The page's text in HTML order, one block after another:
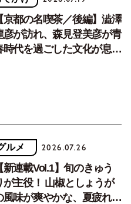
京都の名喫茶／後編】澁澤
彦が訪れ、森見登美彦が青
時代を過ごした文化が息づ
ルメ 2026.07.26
新連載Vol.1】旬のきゅう
が主役！ 山椒としょうが
風味が爽やかな、夏疲れを